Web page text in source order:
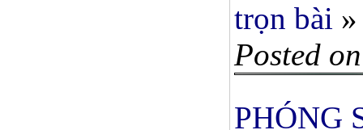
trọn bài »
Posted
PHÓNG